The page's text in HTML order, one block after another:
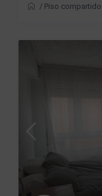
/ Piso compartido